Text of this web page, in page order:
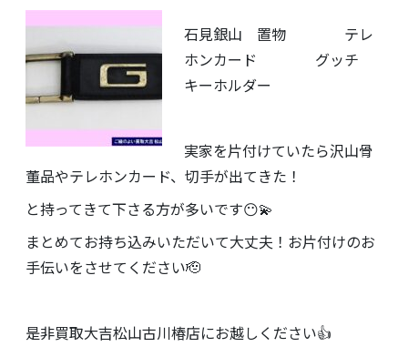
石見銀山 置物 テレ
ホンカード グッチ
キーホルダー
実家を片付けていたら沢山骨
董品やテレホンカード、切手が出てきた！
と持ってきて下さる方が多いです😶💫
まとめてお持ち込みいただいて大丈夫！お片付けのお
手伝いをさせてください🫡
是非買取大吉松山古川椿店にお越しください👍